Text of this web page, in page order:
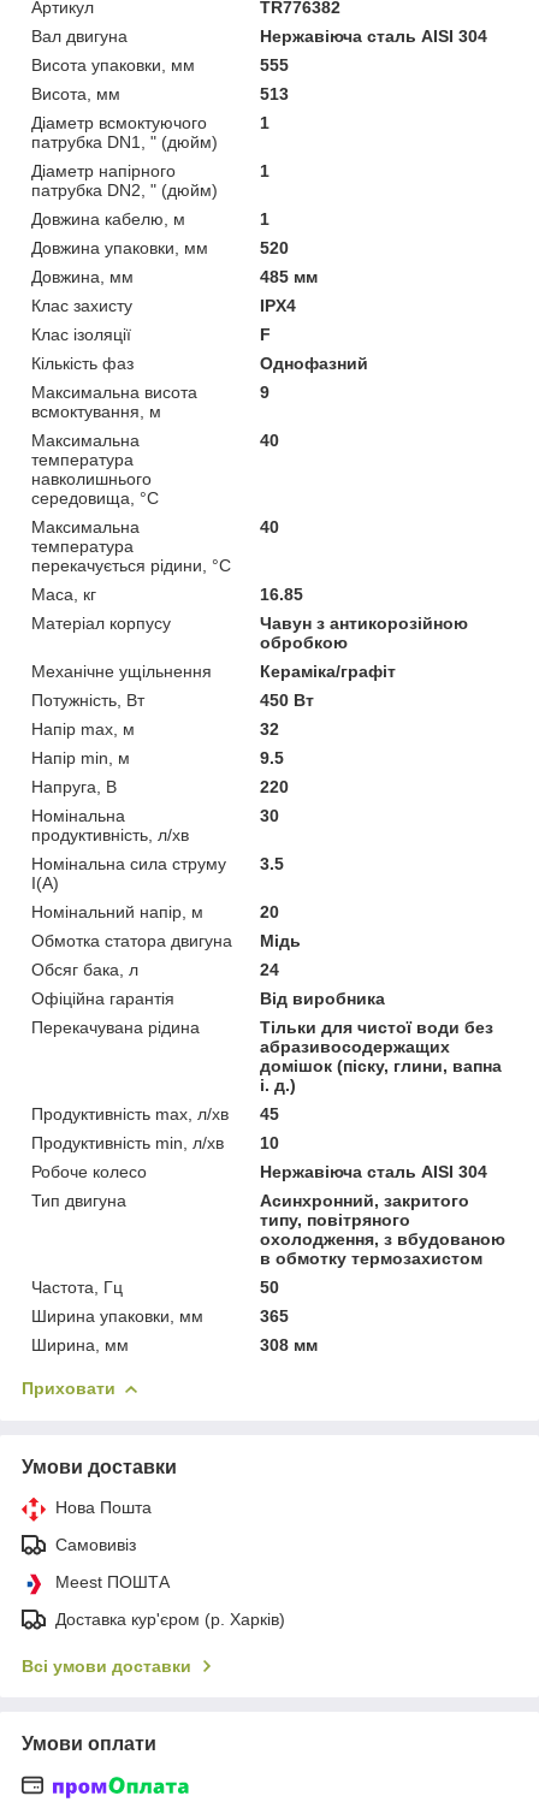
Артикул
TR776382
Вал двигуна
Нержавіюча сталь AISI 304
Висота упаковки, мм
555
Висота, мм
513
Діаметр всмоктуючого
патрубка DN1, " (дюйм)
1
Діаметр напірного
патрубка DN2, " (дюйм)
1
Довжина кабелю, м
1
Довжина упаковки, мм
520
Довжина, мм
485 мм
Клас захисту
IPX4
Клас ізоляції
F
Кількість фаз
Однофазний
Максимальна висота
всмоктування, м
9
Максимальна
температура
навколишнього
середовища, °C
40
Максимальна
температура
перекачується рідини, °C
40
Маса, кг
16.85
Матеріал корпусу
Чавун з антикорозійною
обробкою
Механічне ущільнення
Кераміка/графіт
Потужність, Вт
450 Вт
Напір max, м
32
Напір min, м
9.5
Напруга, В
220
Номінальна
продуктивність, л/хв
30
Номінальна сила струму
I(А)
3.5
Номінальний напір, м
20
Обмотка статора двигуна
Мідь
Обсяг бака, л
24
Офіційна гарантія
Від виробника
Перекачувана рідина
Тільки для чистої води без
абразивосодержащих
домішок (піску, глини, вапна
і. д.)
Продуктивність max, л/хв
45
Продуктивність min, л/хв
10
Робоче колесо
Нержавіюча сталь AISI 304
Тип двигуна
Асинхронний, закритого
типу, повітряного
охолодження, з вбудованою
в обмотку термозахистом
Частота, Гц
50
Ширина упаковки, мм
365
Ширина, мм
308 мм
Приховати
Умови доставки
Нова Пошта
Самовивіз
Meest ПОШТА
Доставка кур'єром (р. Харків)
Всі умови доставки
Умови оплати